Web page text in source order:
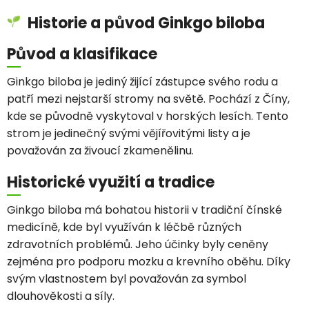
Historie a původ Ginkgo biloba
Původ a klasifikace
Ginkgo biloba je jediný žijící zástupce svého rodu a
patří mezi nejstarší stromy na světě. Pochází z Číny,
kde se původně vyskytoval v horských lesích. Tento
strom je jedinečný svými vějířovitými listy a je
považován za živoucí zkamenělinu.
Historické využití a tradice
Ginkgo biloba má bohatou historii v tradiční čínské
medicíně, kde byl využíván k léčbě různých
zdravotních problémů. Jeho účinky byly ceněny
zejména pro podporu mozku a krevního oběhu. Díky
svým vlastnostem byl považován za symbol
dlouhověkosti a síly.